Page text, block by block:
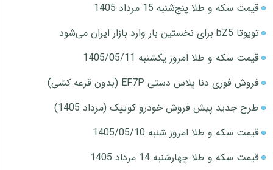
قیمت سکه و طلا پنج‌شنبه 15 مرداد 1405
تویوتا bZ5 برای نخستین بار وارد بازار ایران می‌شود
قیمت سکه و طلا امروز یکشنبه 1405/05/11
فروش فوری دنا پلاس دستی EF7P (بدون قرعه کشی)
طرح جدید پیش فروش خودرو کوییک (مرداد 1405)
قیمت سکه و طلا امروز شنبه 1405/05/10
قیمت سکه و طلا چهارشنبه 14 مرداد 1405